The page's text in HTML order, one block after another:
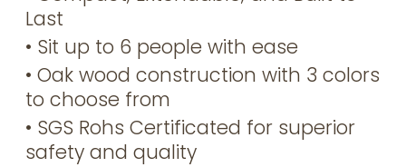
Last
• Sit up to 6 people with ease
• Oak wood construction with 3 colors
to choose from
• SGS Rohs Certificated for superior
safety and quality